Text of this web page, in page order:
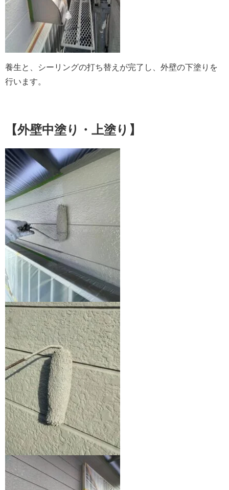
養生と、シーリングの打ち替えが完了し、外壁の下塗りを
行います。
【外壁中塗り・上塗り】